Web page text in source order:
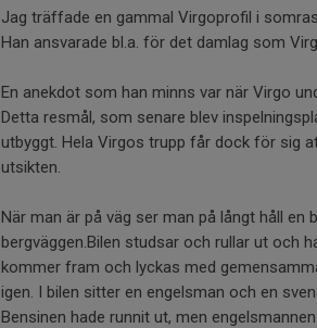
Jag träffade en gammal Virgoprofil i
Han ansvarade bl.a. för det damlag som
En anekdot som han minns var när Virgo
Detta resmål, som senare blev
utbyggt. Hela Virgos trupp får dock för sig
utsikten.
När man är på väg ser man på långt håll en
bergväggen.Bilen studsar och rullar ut och
kommer fram och lyckas med
igen. I bilen sitter en engelsman och en
Bensinen hade runnit ut, men